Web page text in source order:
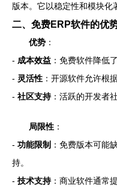
版本。它以稳定性和模块化
二、免费ERP软件的优
优势 ：
- 成本效益 ：免费软件降低
- 灵活性 ：开源软件允许根
- 社区支持：活跃的开发者
局限性 ：
- 功能限制 ：免费版本可能
持。
- 技术支持：商业软件通常